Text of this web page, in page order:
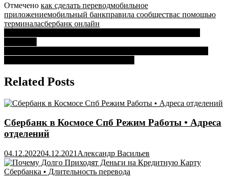
Отмечено как сделать переводмобильное
приложениемобильный банкправила сообществас помощью
терминаласбербанк онлайн
Навигация
по
записям
Related Posts
Сбербанк в Космосе Спб Режим Работы • Адреса
отделений
04.12.202204.12.2021 Александр Васильев